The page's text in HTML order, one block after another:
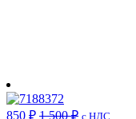
850 ₽ 1 500₽ с НДС